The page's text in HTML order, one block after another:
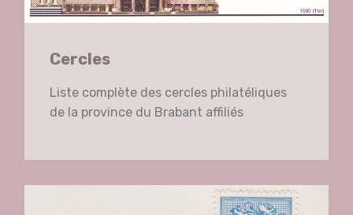
Cercles
Liste complète des cercles philatéliques
de la province du Brabant affiliés